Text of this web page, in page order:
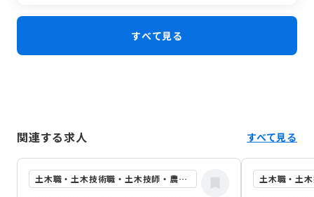
すべて見る
関連する求人 すべて見る
土木職・土木技術職・土木技師・農業土木職